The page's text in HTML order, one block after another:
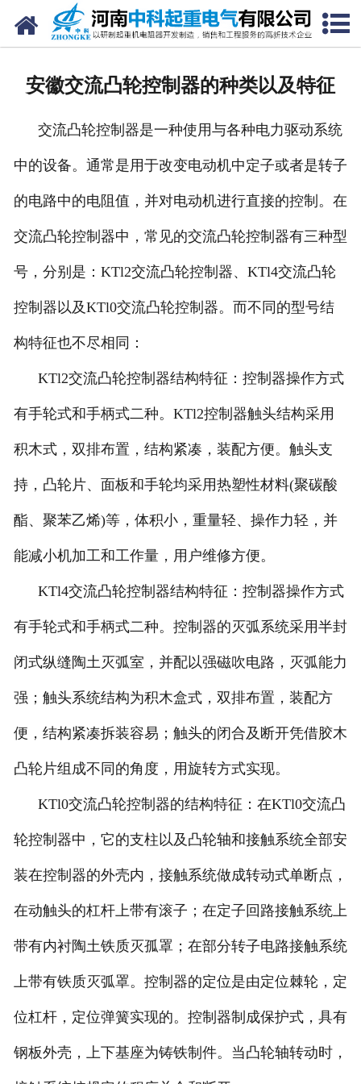
网站首页
公司风采
联系我们
安徽交流凸轮控制器的种类以及特征
交流凸轮控制器是一种使用与各种电力驱动系统
中的设备。通常是用于改变电动机中定子或者是转子
的电路中的电阻值，并对电动机进行直接的控制。在
交流凸轮控制器中，常见的交流凸轮控制器有三种型
号，分别是：KTl2交流凸轮控制器、KTl4交流凸轮
控制器以及KTl0交流凸轮控制器。而不同的型号结
构特征也不尽相同：
KTl2交流凸轮控制器结构特征：控制器操作方式
有手轮式和手柄式二种。KTl2控制器触头结构采用
积木式，双排布置，结构紧凑，装配方便。触头支
持，凸轮片、面板和手轮均采用热塑性材料(聚碳酸
酯、聚苯乙烯)等，体积小，重量轻、操作力轻，并
能减小机加工和工作量，用户维修方便。
KTl4交流凸轮控制器结构特征：控制器操作方式
有手轮式和手柄式二种。控制器的灭弧系统采用半封
闭式纵缝陶土灭弧室，并配以强磁吹电路，灭弧能力
强；触头系统结构为积木盒式，双排布置，装配方
便，结构紧凑拆装容易；触头的闭合及断开凭借胶木
凸轮片组成不同的角度，用旋转方式实现。
KTl0交流凸轮控制器的结构特征：在KTl0交流凸
轮控制器中，它的支柱以及凸轮轴和接触系统全部安
装在控制器的外壳内，接触系统做成转动式单断点，
在动触头的杠杆上带有滚子；在定子回路接触系统上
带有内衬陶土铁质灭孤罩；在部分转子电路接触系统
上带有铁质灭弧罩。控制器的定位是由定位棘轮，定
位杠杆，定位弹簧实现的。控制器制成保护式，具有
钢板外壳，上下基座为铸铁制件。当凸轮轴转动时，